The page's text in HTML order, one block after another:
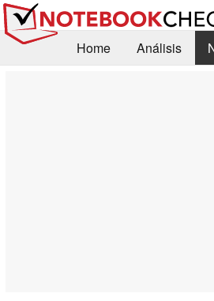
Home Análisis